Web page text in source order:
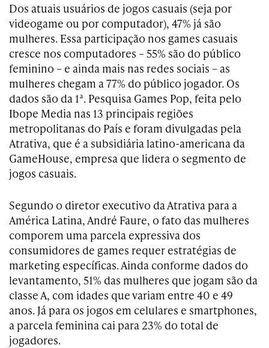
Dos atuais usuários de jogos casuais (seja por
videogame ou por computador), 47% já são
mulheres. Essa participação nos games casuais
cresce nos computadores – 55% são do público
feminino – e ainda mais nas redes sociais – as
mulheres chegam a 77% do público jogador. Os
dados são da 1ª. Pesquisa Games Pop, feita pelo
Ibope Media nas 13 principais regiões
metropolitanas do País e foram divulgadas pela
Atrativa, que é a subsidiária latino-americana da
GameHouse, empresa que lidera o segmento de
jogos casuais.
Segundo o diretor executivo da Atrativa para a
América Latina, André Faure, o fato das mulheres
comporem uma parcela expressiva dos
consumidores de games requer estratégias de
marketing específicas. Ainda conforme dados do
levantamento, 51% das mulheres que jogam são da
classe A, com idades que variam entre 40 e 49
anos. Já para os jogos em celulares e smartphones,
a parcela feminina cai para 23% do total de
jogadores.